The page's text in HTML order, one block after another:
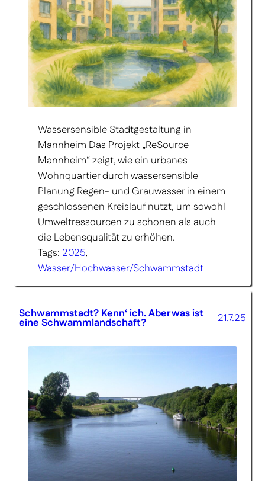
Wassersensible Stadtgestaltung in
Mannheim Das Projekt „ReSource
Mannheim“ zeigt, wie ein urbanes
Wohnquartier durch wassersensible
Planung Regen- und Grauwasser in einem
geschlossenen Kreislauf nutzt, um sowohl
Umweltressourcen zu schonen als auch
die Lebensqualität zu erhöhen.
Tags: 2025
Wasser/Hochwasser/Schwammstadt
Schwammstadt? Kenn‘ ich. Aber was ist
eine Schwammlandschaft? 21.7.25